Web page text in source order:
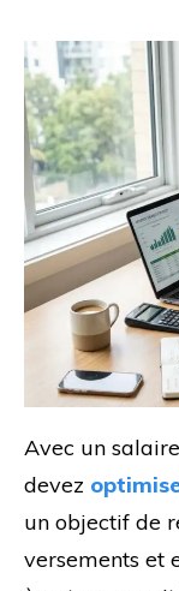
Avec un
devez
un objectif de
versements et